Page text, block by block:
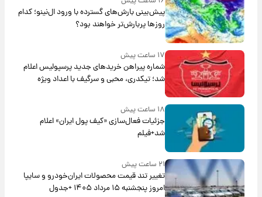
پیش‌بینی بارش‌های گسترده با ورود ال‌نینو؛ کدام
روزها پربارش‌تر خواهند بود؟
۱۷ ساعت پیش
شماره پیراهن خریدهای جدید پرسپولیس اعلام
شد؛ تیکدری، محبی و سرگیف با اعداد ویژه
۱۸ ساعت پیش
جزئیات فعال‌سازی «کیف پول ایران» اعلام
شد+فیلم
۲۱ ساعت پیش
تغییر تند قیمت محصولات ایران‌خودرو و سایپا
امروز پنجشنبه ۱۵ مرداد ۱۴۰۵ +جدول